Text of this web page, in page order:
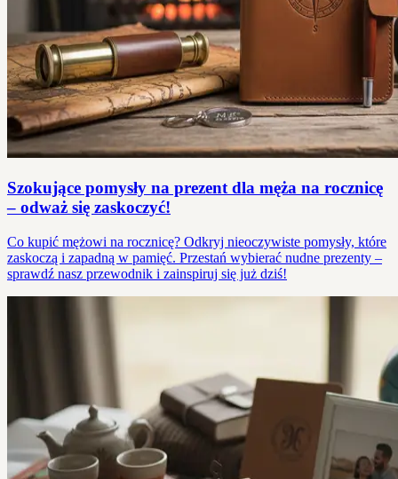
Szokujące pomysły na prezent dla męża na rocznicę
– odważ się zaskoczyć!
Co kupić mężowi na rocznicę? Odkryj nieoczywiste pomysły, które
zaskoczą i zapadną w pamięć. Przestań wybierać nudne prezenty –
sprawdź nasz przewodnik i zainspiruj się już dziś!